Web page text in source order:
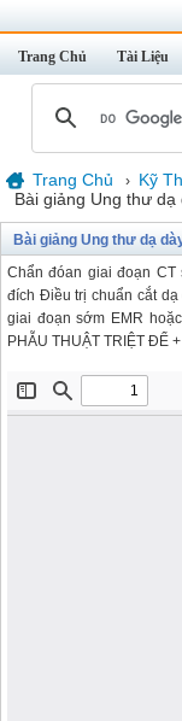
Trang Chủ Tài Liệu
Trang Chủ › Kỹ
Bài giảng Ung thư dạ
Bài giảng Ung thư dạ
Chẩn đóan giai đoạn CT
đích Điều trị chuẩn cắt
giai đoạn sớm EMR
PHẪU THUẬT TRIỆT ĐỂ